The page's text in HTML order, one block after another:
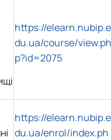
https://elearn.nubip.e
du.ua/course/view.ph
p?id=2075
https://elearn.nubip.e
du.ua/enrol/index.ph